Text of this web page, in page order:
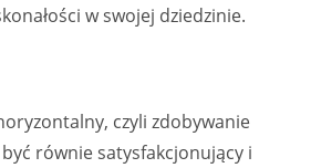
w swojej dziedzinie.
czyli zdobywanie
równie satysfakcjonujący i